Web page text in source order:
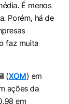
É menos
Porém, há de
faz muita
(XOM) em
ações da
em